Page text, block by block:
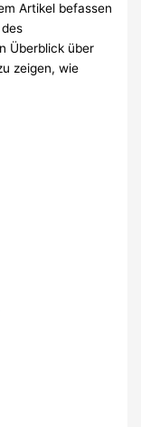
Artikel befassen
Überblick über
zeigen, wie